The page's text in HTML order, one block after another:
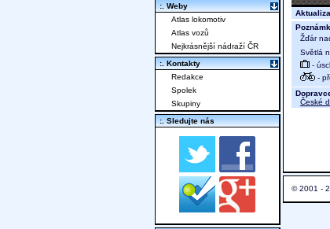
Žďár
Světlá
-
-
České
© 2001 -
:. Weby
Atlas lokomotiv
Atlas vozů
Nejkrásnější nádraží ČR
:. Kontakty
Redakce
Spolek
Skupiny
:. Sledujte nás